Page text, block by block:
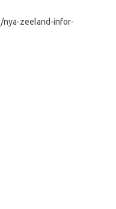
zeeland-infor-